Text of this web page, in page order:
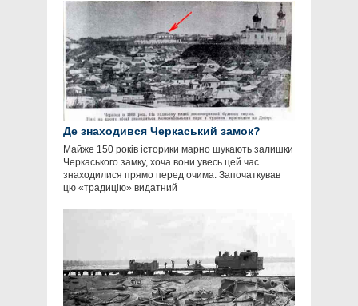
Де знаходився Черкаський замок?
Майже 150 років історики марно шукають залишки
Черкаського замку, хоча вони увесь цей час
знаходилися прямо перед очима. Започаткував
цю «традицію» видатний